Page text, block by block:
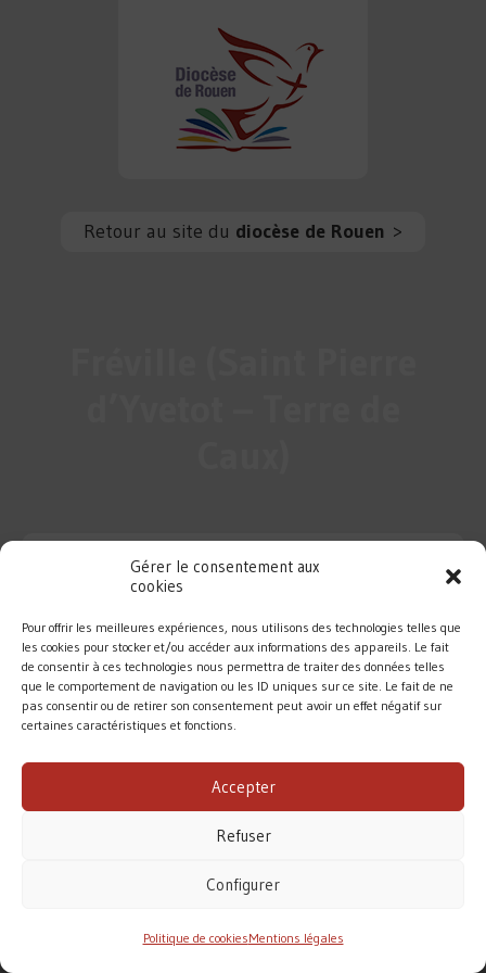
Gérer le consentement aux
cookies
Pour offrir les meilleures expériences, nous utilisons des technologies telles que
les cookies pour stocker et/ou accéder aux informations des appareils. Le fait
de consentir à ces technologies nous permettra de traiter des données telles
que le comportement de navigation ou les ID uniques sur ce site. Le fait de ne
pas consentir ou de retirer son consentement peut avoir un effet négatif sur
certaines caractéristiques et fonctions.
Accepter
Refuser
Configurer
Politique de cookiesMentions légales
Retour au site du diocèse de Rouen >
DIOCÈSE DE ROUEN
aucune subvention pour accomplir sa mission.
Le diocèse de Rouen vit principalement des dons des